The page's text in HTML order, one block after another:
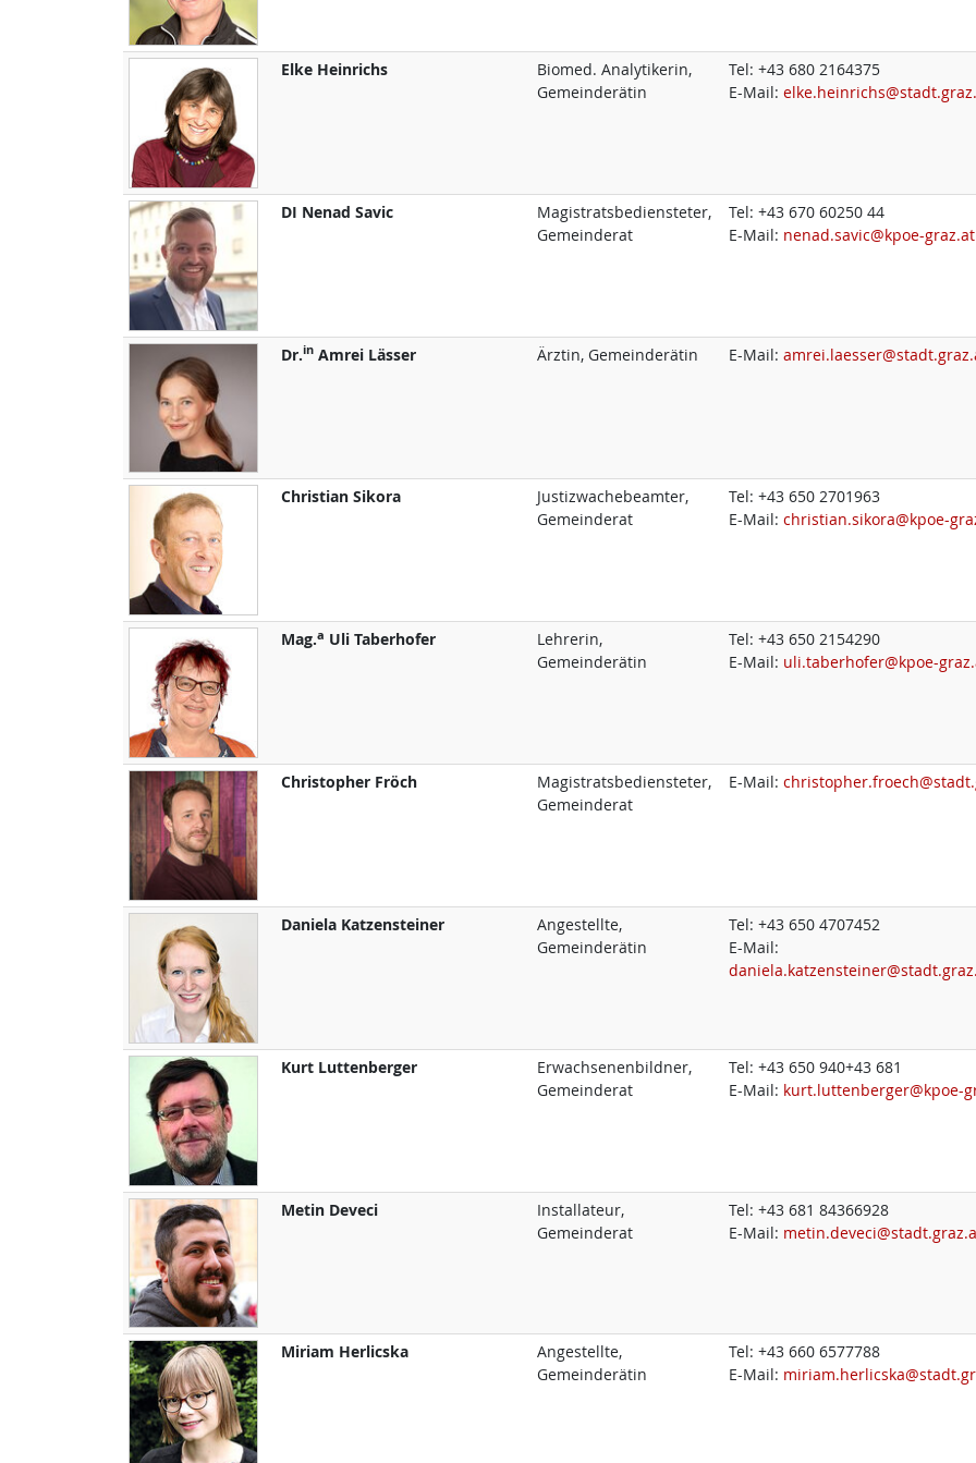
Elke Heinrichs
Biomed. Analytikerin,
Gemeinderätin
Tel:+43 680 2164375
E-Mail:
DI Nenad Savic
Magistratsbediensteter,
Gemeinderat
Tel:+43 670 60250 44
E-Mail: nenad.savic@kpoe-graz.at
Dr.in Amrei Lässer Ärztin, Gemeinderätin E-Mail:
Christian Sikora
Justizwachebeamter,
Gemeinderat
Tel:+43 650 2701963
E-Mail:christian.sikora@kpoe-
Mag.a Uli Taberhofer
Lehrerin,
Gemeinderätin
Tel:+43 650 2154290
E-Mail: uli.taberhofer@kpoe-
Christopher Fröch
Magistratsbediensteter,
Gemeinderat
E-Mail:
Daniela Katzensteiner
Angestellte,
Gemeinderätin
Tel:+43 650 4707452
E-Mail:
Kurt Luttenberger
Erwachsenenbildner,
Gemeinderat
Tel:+43 650 940+43 681
E-Mail: kurt.luttenberger@kpoe-
Metin Deveci
Installateur,
Gemeinderat
Tel:+43 681 84366928
E-Mail:
Miriam Herlicska
Angestellte,
Gemeinderätin
Tel:+43 660 6577788
E-Mail: